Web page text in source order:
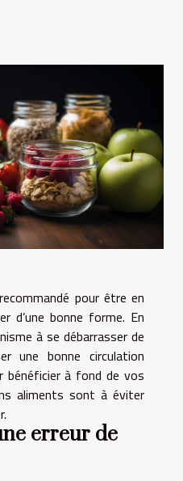
pour être en
d’une bonne forme. En
à se débarrasser de
une bonne circulation
bénéficier à fond de vos
aliments sont à éviter
erreur de